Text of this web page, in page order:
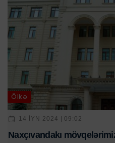
Ölkə
14 IYN 2024 | 09:02
Naxçıvandakı